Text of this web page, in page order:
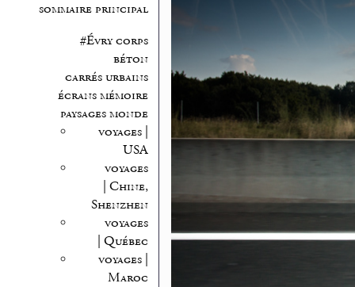
sommaire principal
#Évry corps
béton
carrés urbains
écrans mémoire
paysages monde
voyages |
USA
voyages
| Chine,
Shenzhen
voyages
| Québec
voyages |
Maroc